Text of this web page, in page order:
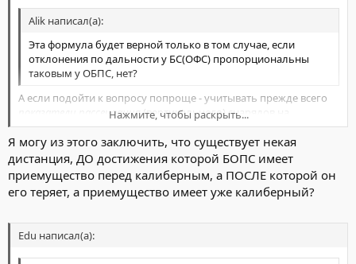
Alik написал(а):
Эта формула будет верной только в том случае, если
отклонения по дальности у БС(ОФС) пропорциональны
таковым у ОБПС, нет?
Нажмите, чтобы раскрыть...
А если подойти к вопросу попроще - учитывать прежде всего
показатели рассеивания(вертикального) снарядов на
заданных дистанциях (точках траектории)? Вот здесь у ОБПС (в
диапазоне более 1000 м до указанного ранее) будут явные
преимущества - т.е. у ОБПС и калиберных снарядов этот
параметр будет совпадать...на разных дальностях.
И не забудьте добавить сюда такие важные составляющие как,
например,
полетное время, высота траектории..
Нажмите, чтобы раскрыть...
Я могу из этого заключить, что существует некая
дистанция, ДО достижения которой БОПС имеет
приемущество перед калиберным, а ПОСЛЕ которой он
его теряет, а приемущество имеет уже калиберный?
Edu написал(а):